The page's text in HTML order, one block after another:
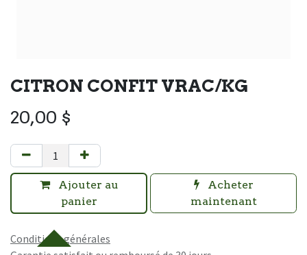
CITRON CONFIT VRAC/KG
20,00 $
Ajouter au
panier
Acheter
maintenant
Conditions générales